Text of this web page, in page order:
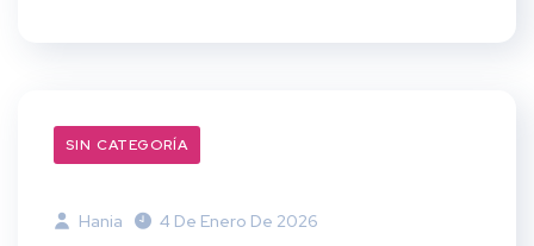
SIN CATEGORÍA
Hania 4 De Enero De 2026